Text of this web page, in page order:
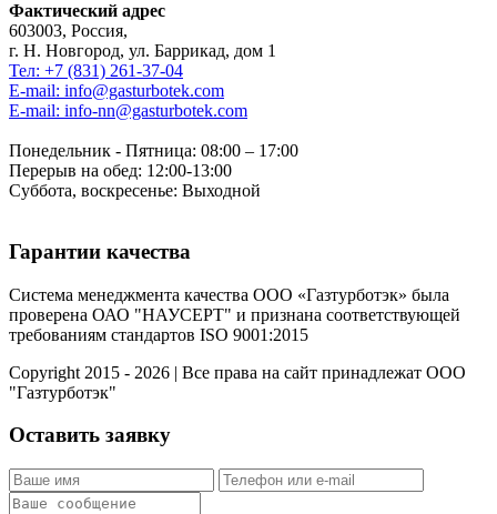
Фактический адрес
603003, Россия,
г. Н. Новгород, ул. Баррикад, дом 1
Тел: +7 (831) 261-37-04
E-mail: info@gasturbotek.com
E-mail: info-nn@gasturbotek.com
Понедельник - Пятница: 08:00 – 17:00
Перерыв на обед: 12:00-13:00
Суббота, воскресенье: Выходной
Гарантии качества
Система менеджмента качества ООО «Газтурботэк» была
проверена ОАО "НАУСЕРТ" и признана соответствующей
требованиям стандартов ISO 9001:2015
Copyright 2015 - 2026 | Все права на сайт принадлежат ООО
"Газтурботэк"
Оставить заявку